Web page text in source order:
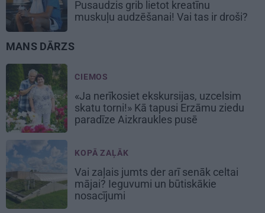
Pusaudzis grib lietot kreatīnu
muskuļu audzēšanai! Vai tas ir droši?
MANS DĀRZS
CIEMOS
«Ja nerīkosiet ekskursijas, uzcelsim
skatu torni!» Kā tapusi Erzāmu ziedu
paradīze Aizkraukles pusē
KOPĀ ZAĻĀK
Vai zaļais jumts der arī senāk celtai
mājai? Ieguvumi un būtiskākie
nosacījumi